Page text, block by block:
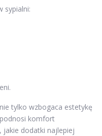
sypialni:
tylko wzbogaca estetykę
komfort
jakie dodatki najlepiej